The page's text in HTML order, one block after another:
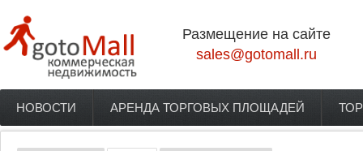
Размещение на сайте
sales@gotomall.ru
Главное меню
НОВОСТИ АРЕНДА ТОРГОВЫХ ПЛОЩАДЕЙ